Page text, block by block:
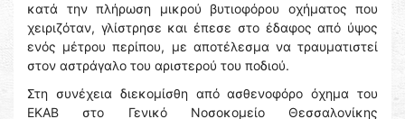
κατά την πλήρωση μικρού βυτιοφόρου οχήματος που
χειριζόταν, γλίστρησε και έπεσε στο έδαφος από ύψος
ενός μέτρου περίπου, με αποτέλεσμα να τραυματιστεί
στον αστράγαλο του αριστερού του ποδιού.
Στη συνέχεια διεκομίσθη από ασθενοφόρο όχημα του
ΕΚΑΒ στο Γενικό Νοσοκομείο Θεσσαλονίκης